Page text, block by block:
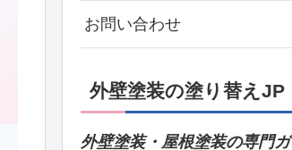
お問い合わせ
外壁塗装の塗り替えJP
外壁塗装・屋根塗装の専門